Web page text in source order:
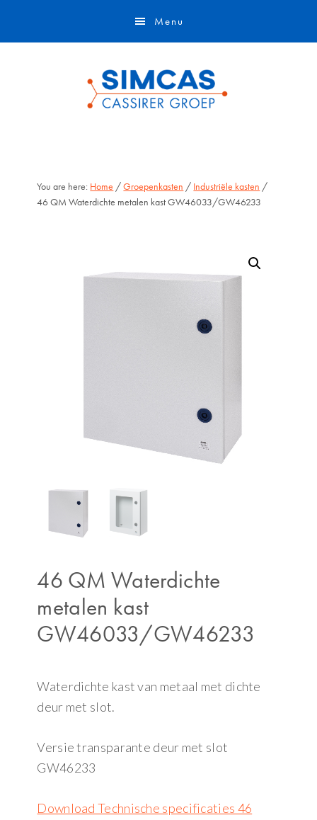
Menu
You are here: Home /Groepenkasten / Industriële kasten /
46 QM Waterdichte metalen kast GW46033/GW46233
46 QM Waterdichte
metalen kast
GW46033/GW46233
Waterdichte kast van metaal met dichte
deur met slot.
Versie transparante deur met slot
GW46233
Download Technische specificaties 46